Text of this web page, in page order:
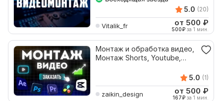
5.0 (20)
Vitalik_fr от 500 ₽
500₽ за 1 мин.
Монтаж и обработка видео,
Монтаж Shorts, Youtube,
5.0 (1)
zaikin_design от 500 ₽
167₽ за 1 мин.